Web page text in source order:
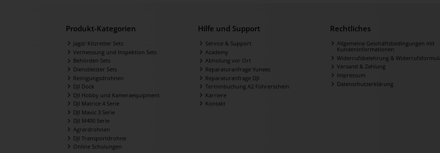
Produkt-Kategorien
Jagd/ Kitzretter Sets
Vermessung und Inspektion Sets
Behörden Sets
Dienstleister Sets
Reinigungsdrohnen
DJI Dock
DJI Hobby und Kameraequipment
DJI Matrice 4 Serie
DJI Mavic 3 Serie
DJI M400 Serie
Agrardrohnen
DJI Transportdrohne
Online Schulungen
Hilfe und Support
Service & Support
Academy
Abholung vor Ort
Reparaturanfrage Yuneec
Reparaturanfrage DJI
Terminbuchung A2 Führerschein
Karriere
Kontakt
Rechtliches
Allgemeine Geschäftsbedingungen mit
Kundeninformationen
Widerrufsbelehrung &
Versand & Zahlung
Impressum
Datenschutzerklärung